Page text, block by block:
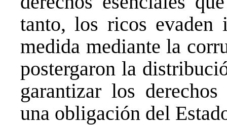
tanto, los ricos evaden
medida mediante la
postergaron la
garantizar los
una obligación del